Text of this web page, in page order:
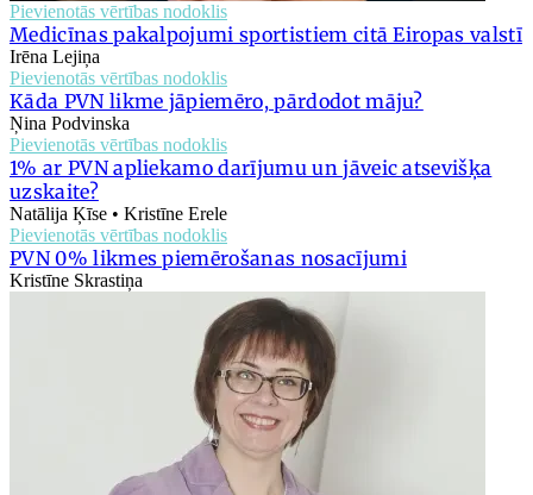
Pievienotās vērtības nodoklis
Medicīnas pakalpojumi sportistiem citā Eiropas valstī
Irēna Lejiņa
Pievienotās vērtības nodoklis
Kāda PVN likme jāpiemēro, pārdodot māju?
Ņina Podvinska
Pievienotās vērtības nodoklis
1% ar PVN apliekamo darījumu un jāveic atsevišķa
uzskaite?
Natālija Ķīse • Kristīne Erele
Pievienotās vērtības nodoklis
PVN 0% likmes piemērošanas nosacījumi
Kristīne Skrastiņa